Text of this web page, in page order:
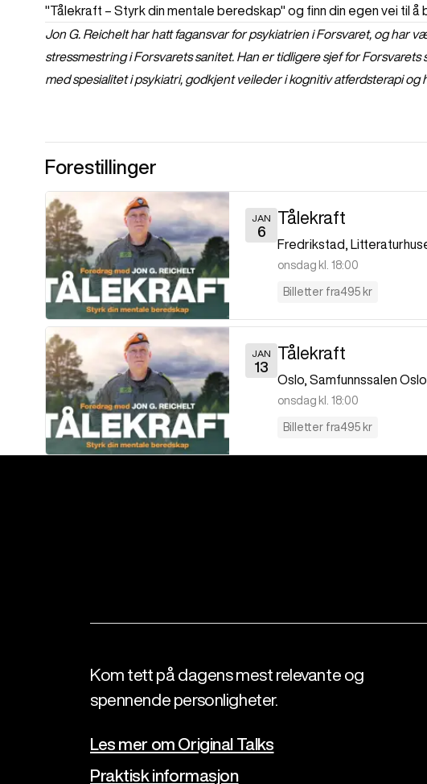
"Tålekraft – Styrk din mentale beredskap" og finn din egen vei til å
Jon G. Reichelt har hatt fagansvar for psykiatrien i Forsvaret, og har
stressmestring i Forsvarets sanitet. Han er tidligere sjef for
med spesialitet i psykiatri, godkjent veileder i kognitiv atferdsterapi og
Forestillinger
JAN
6
Tålekraft
Fredrikstad
onsdag kl. 18:00
Billetter fra495 kr
JAN
13
Tålekraft
Oslo Samfunnssalen Oslo
onsdag kl. 18:00
Billetter fra495 kr
Kom tett på dagens mest relevante og
spennende personligheter.
Les mer om Original Talks
Praktisk informasjon